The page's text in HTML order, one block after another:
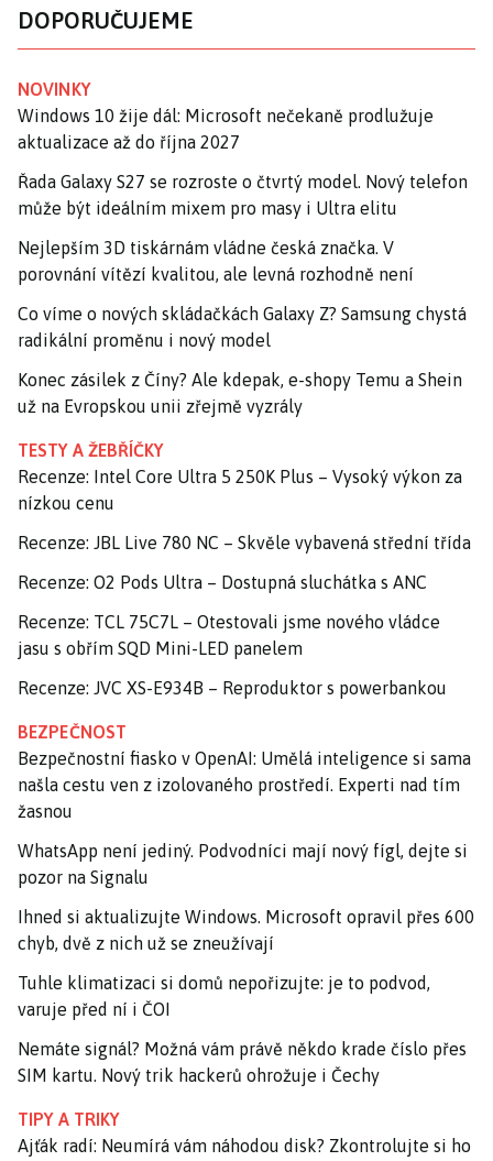
DOPORUČUJEME
NOVINKY
Windows 10 žije dál: Microsoft nečekaně prodlužuje
aktualizace až do října 2027
Řada Galaxy S27 se rozroste o čtvrtý model. Nový telefon
může být ideálním mixem pro masy i Ultra elitu
Nejlepším 3D tiskárnám vládne česká značka. V
porovnání vítězí kvalitou, ale levná rozhodně není
Co víme o nových skládačkách Galaxy Z? Samsung chystá
radikální proměnu i nový model
Konec zásilek z Číny? Ale kdepak, e-shopy Temu a Shein
už na Evropskou unii zřejmě vyzrály
TESTY A ŽEBŘÍČKY
Recenze: Intel Core Ultra 5 250K Plus – Vysoký výkon za
nízkou cenu
Recenze: JBL Live 780 NC – Skvěle vybavená střední třída
Recenze: O2 Pods Ultra – Dostupná sluchátka s ANC
Recenze: TCL 75C7L – Otestovali jsme nového vládce
jasu s obřím SQD Mini-LED panelem
Recenze: JVC XS-E934B – Reproduktor s powerbankou
BEZPEČNOST
Bezpečnostní fiasko v OpenAI: Umělá inteligence si sama
našla cestu ven z izolovaného prostředí. Experti nad tím
žasnou
WhatsApp není jediný. Podvodníci mají nový fígl, dejte si
pozor na Signalu
Ihned si aktualizujte Windows. Microsoft opravil přes 600
chyb, dvě z nich už se zneužívají
Tuhle klimatizaci si domů nepořizujte: je to podvod,
varuje před ní i ČOI
Nemáte signál? Možná vám právě někdo krade číslo přes
SIM kartu. Nový trik hackerů ohrožuje i Čechy
TIPY A TRIKY
Ajťák radí: Neumírá vám náhodou disk? Zkontrolujte si ho